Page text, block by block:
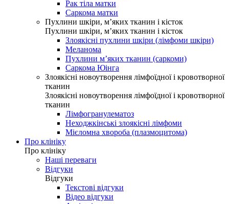
Рак тіла матки
Саркома матки
Пухлини шкіри, м’яких тканин і кісток
Пухлини шкіри, м’яких тканин і кісток
Злоякісні пухлини шкіри (лімфоми шкіри)
Меланома
Пухлини м’яких тканин (саркоми)
Саркома Юінга
Злоякісні новоутворення лімфоїдної і кровотворної
тканин
Злоякісні новоутворення лімфоїдної і кровотворної
тканин
Лімфогранулематоз
Неходжкінські злоякісні лімфоми
Мієломна хвороба (плазмоцитома)
Про клініку
Про клініку
Наші переваги
Відгуки
Відгуки
Текстові відгуки
Відео відгуки